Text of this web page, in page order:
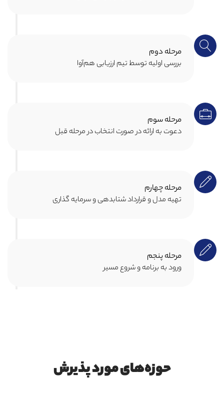
مرحله دوم
بررسی اولیه توسط تیم ارزیابی هم‌آوا
مرحله سوم
دعوت به ارائه در صورت انتخاب در مرحله قبل
مرحله چهارم
تهیه مدل و قرارداد شتابدهی و سرمایه گذاری
مرحله پنجم
ورود به برنامه و شروع مسیر
حوزه‌های مورد پذیرش